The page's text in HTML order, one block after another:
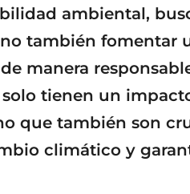
ambiental,
también fomentar
manera
solo tienen un
que también son
climático y